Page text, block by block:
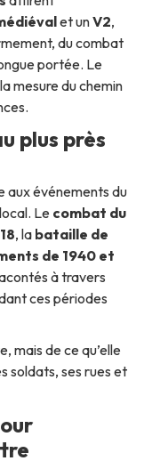
et unV2,
du combat
portée. Le
mesure du chemin
plus près
aux événements du
Le combat du
, la bataille de
de 1940 et
à travers
ces périodes
mais de ce qu’elle
soldats, ses rues et